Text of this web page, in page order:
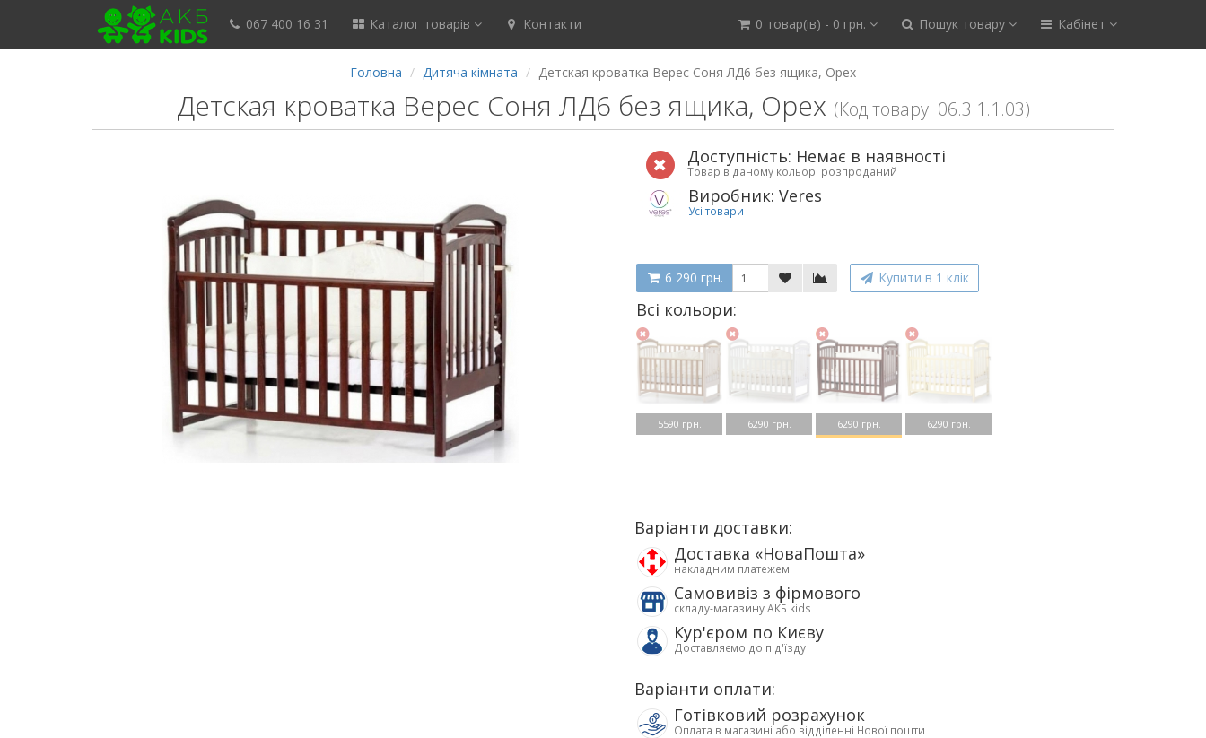
067 400 16 31 Каталог товарів Контакти 0 товар(ів) - 0 грн. Пошук товару Кабінет
Головна Дитяча кімната Детская кроватка Верес Соня ЛД6 без ящика, Орех
Детская кроватка Верес Соня ЛД6 без ящика, Орех (Код товару: 06.3.1.1.03)
Доступність: Немає в наявності
Товар в даному кольорі розпроданий
Виробник: Veres
Усі товари
6 290 грн. Купити в 1 клік
Всі кольори:
5590 грн. 6290 грн. 6290 грн. 6290 грн.
Варіанти доставки:
Доставка «НоваПошта»
накладним платежем
Самовивіз з фірмового
складу-магазину АКБ kids
Кур'єром по Києву
Доставляємо до під'їзду
Варіанти оплати:
Готівковий розрахунок
Оплата в магазині або відділенні Нової пошти